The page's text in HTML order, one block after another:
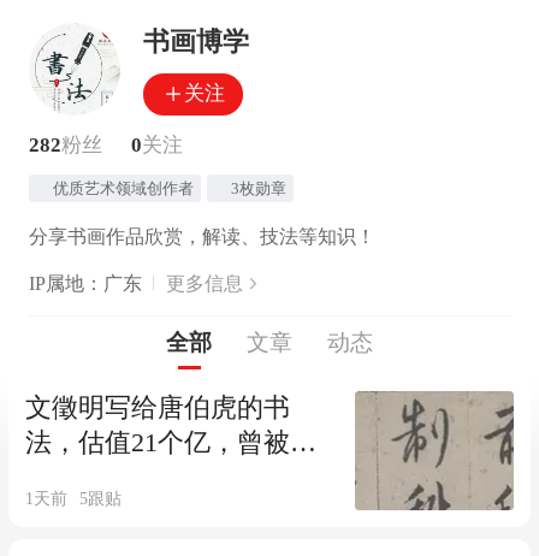
书画博学
关注
282粉丝 0关注
优质艺术领域创作者 3枚勋章
分享书画作品欣赏，解读、技法等知识！
IP属地：广东 更多信息
全部 文章 动态
文徵明写给唐伯虎的书
法，估值21个亿，曾被溥
落海外！
1天前 5跟贴